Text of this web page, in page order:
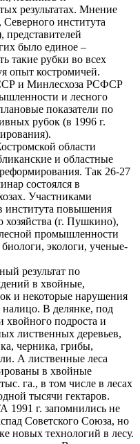
результатах. Мнение
института
представителей
было единое –
такие рубки во всех
опыт костромичей.
и Минлесхоза РСФСР
и лесного
показатели по
рубок (в 1996 г.
области
и областные
Так 26-27
состоялся в
Участниками
института повышения
хозяйства (г. Пушкино),
промышленности
экологи, ученые-
результат по
в хвойные,
и некоторые нарушения
налицо. В делянке, под
хвойного подроста и
лиственных деревьев,
черника, грибы,
А лиственные леса
в хвойные
га., в том числе в лесах
тысячи гектаров.
г. запомнились не
Советского Союза, но
новых технологий в лесу.